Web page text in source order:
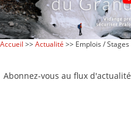
Accueil >>Actualité >> Emplois / Stages
Abonnez-vous au flux d'actualité